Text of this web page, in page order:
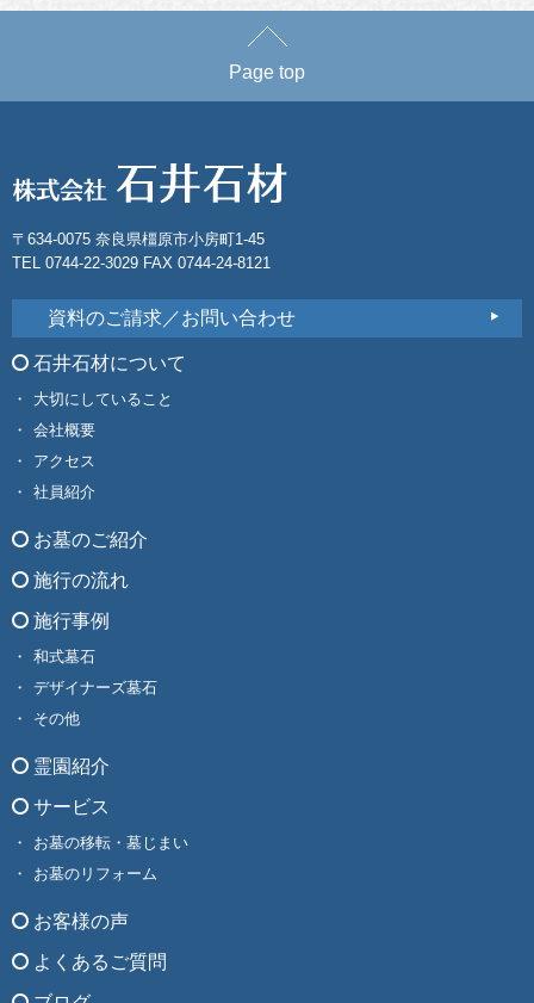
Page top
〒634-0075 奈良県橿原市小房町1-45
TEL 0744-22-3029 FAX 0744-24-8121
資料のご請求／お問い合わせ
石井石材について
大切にしていること
会社概要
アクセス
社員紹介
お墓のご紹介
施行の流れ
施行事例
和式墓石
デザイナーズ墓石
その他
霊園紹介
サービス
お墓の移転・墓じまい
お墓のリフォーム
お客様の声
よくあるご質問